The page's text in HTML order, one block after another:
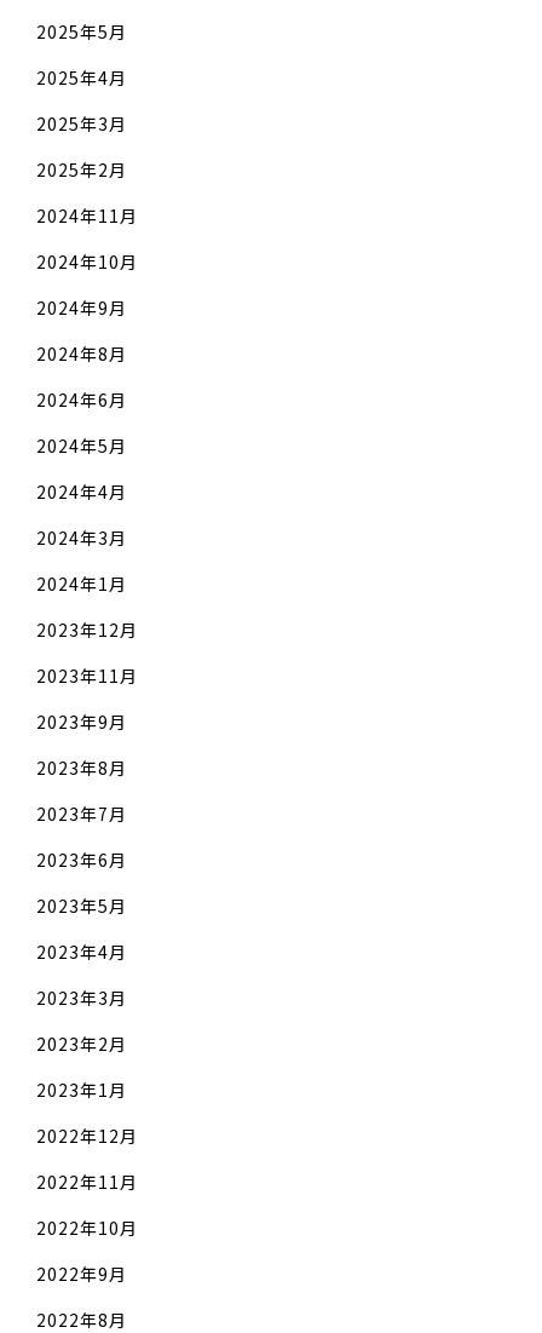
2025年5月
2025年4月
2025年3月
2025年2月
2024年11月
2024年10月
2024年9月
2024年8月
2024年6月
2024年5月
2024年4月
2024年3月
2024年1月
2023年12月
2023年11月
2023年9月
2023年8月
2023年7月
2023年6月
2023年5月
2023年4月
2023年3月
2023年2月
2023年1月
2022年12月
2022年11月
2022年10月
2022年9月
2022年8月